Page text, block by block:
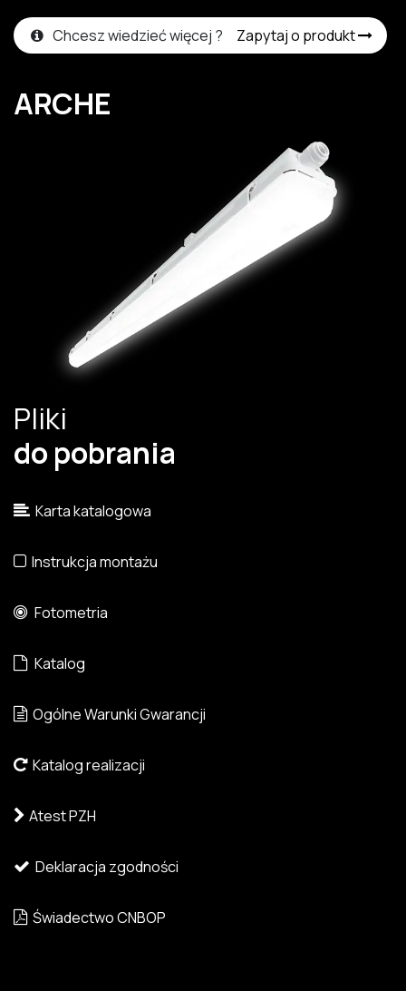
Chcesz wiedzieć więcej ? Zapytaj o produkt
ARCHE
Pliki
do pobrania
Karta katalogowa
Instrukcja montażu
Fotometria
Katalog
Ogólne Warunki Gwarancji
Katalog realizacji
Atest PZH
Deklaracja zgodności
Świadectwo CNBOP